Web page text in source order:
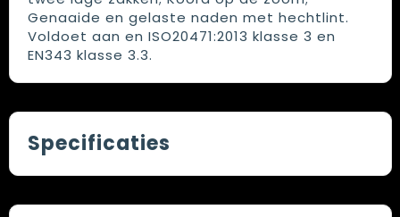
Genaaide en gelaste naden met hechtlint.
Voldoet aan en ISO20471:2013 klasse 3 en
EN343 klasse 3.3.
Specificaties